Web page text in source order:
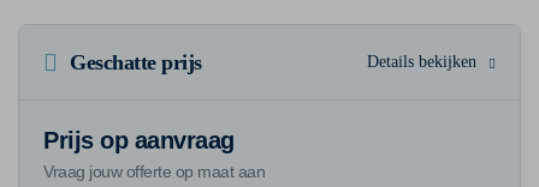
Geschatte prijs Details bekijken
Prijs op aanvraag
Vraag jouw offerte op maat aan